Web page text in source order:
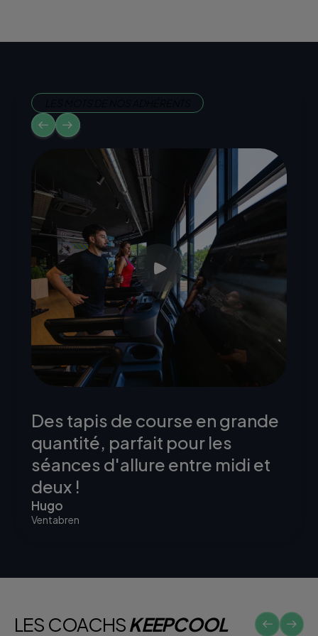
Des tapis de course en grande
quantité, parfait pour les
séances d'allure entre midi et
deux !
Hugo
Ventabren
LES COACHSKEEPCOOL